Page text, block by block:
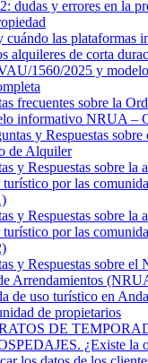
dudas y errores en la
cuándo las plataformas
alquileres de corta
1560/2025 y
frecuentes sobre la
informativo NRUA –
y Respuestas
de Alquiler
y Respuestas sobre la
por las
y Respuestas sobre la
por las
y Respuestas sobre el
Arrendamientos
de uso turístico en
de propietarios
DE
¿Existe la